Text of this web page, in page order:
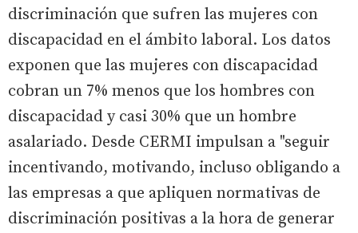
discriminación que sufren las mujeres con
discapacidad en el ámbito laboral. Los datos
exponen que las mujeres con discapacidad
cobran un 7% menos que los hombres con
discapacidad y casi 30% que un hombre
asalariado. Desde CERMI impulsan a "seguir
incentivando, motivando, incluso obligando a
las empresas a que apliquen normativas de
discriminación positivas a la hora de generar